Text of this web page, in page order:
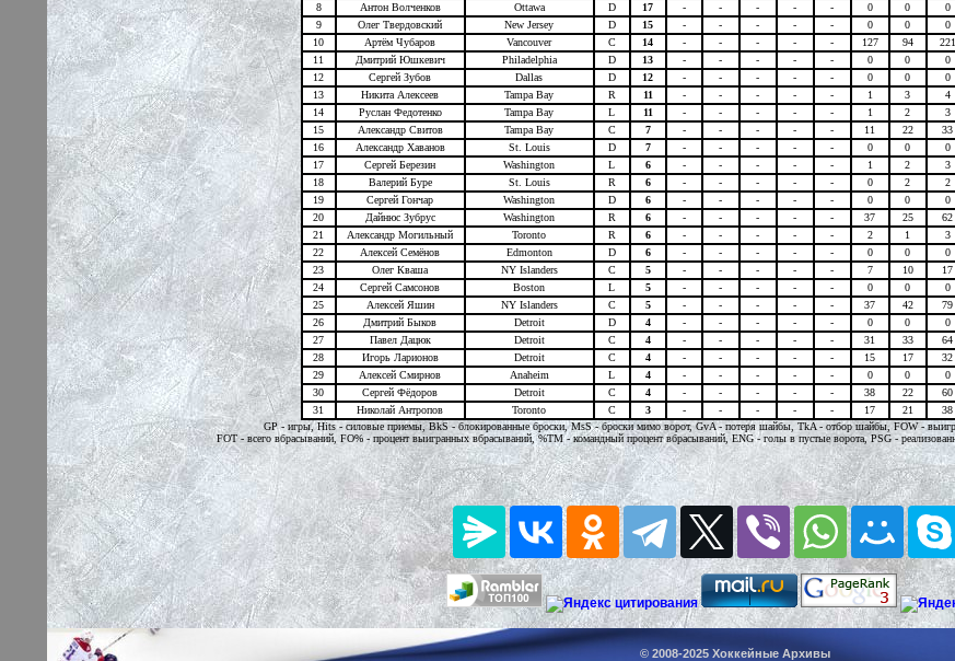
8
Антон Волченков Ottawa D 17 - - - - - 0 0 0
9
Олег Твердовский New Jersey D 15 - - - - - 0 0 0
10
Артём Чубаров Vancouver C 14 - - - - - 127 94 221
11
Дмитрий Юшкевич Philadelphia D 13 - - - - - 0 0 0
12
Сергей Зубов Dallas D 12 - - - - - 0 0 0
13
Никита Алексеев Tampa Bay R 11 - - - - - 1 3 4
14
Руслан Федотенко Tampa Bay L 11 - - - - - 1 2 3
15
Александр Свитов Tampa Bay C 7 - - - - - 11 22 33
16
Александр Хаванов St. Louis D 7 - - - - - 0 0 0
17
Сергей Березин Washington L 6 - - - - - 1 2 3
18
Валерий Буре St. Louis R 6 - - - - - 0 2 2
19
Сергей Гончар Washington D 6 - - - - - 0 0 0
20
Дайнюс Зубрус Washington R 6 - - - - - 37 25 62
21
Александр Могильный Toronto R 6 - - - - - 2 1 3
22
Алексей Семёнов Edmonton D 6 - - - - - 0 0 0
23
Олег Кваша NY Islanders C 5 - - - - - 7 10 17
24
Сергей Самсонов Boston L 5 - - - - - 0 0 0
25
Алексей Яшин NY Islanders C 5 - - - - - 37 42 79
26
Дмитрий Быков Detroit D 4 - - - - - 0 0 0
27
Павел Дацюк Detroit C 4 - - - - - 31 33 64
28
Игорь Ларионов Detroit C 4 - - - - - 15 17 32
29
Алексей Смирнов Anaheim L 4 - - - - - 0 0 0
30
Сергей Фёдоров Detroit C 4 - - - - - 38 22 60
31
Николай Антропов Toronto C 3 - - - - - 17 21 38
GP - игры, Hits - силовые приемы, BkS - блокированные броски, MsS - броски мимо ворот, GvA - потеря шайбы, TkA - отбор шайбы, FOW -
FOT - всего вбрасываний, FO% - процент выигранных вбрасываний, %TM - командный процент вбрасываний, ENG - голы в пустые ворота, PSG -
© 2008-2025 Хоккейные Архивы